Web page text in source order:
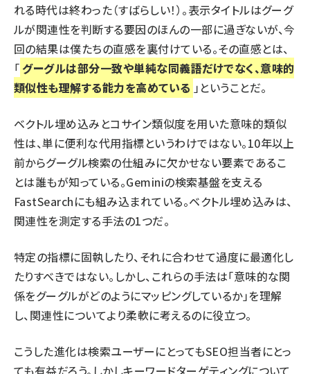
れる時代は終わった（すばらしい！）。表示タイトルはグーグ
ルが関連性を判断する要因のほんの一部に過ぎないが、今
回の結果は僕たちの直感を裏付けている。その直感とは、
「グーグルは部分一致や単純な同義語だけでなく、意味的
類似性も理解する能力を高めている 」ということだ。
ベクトル埋め込みとコサイン類似度を用いた意味的類似
性は、単に便利な代用指標というわけではない。10年以上
前からグーグル検索の仕組みに欠かせない要素であるこ
とは誰もが知っている。Geminiの検索基盤を支える
FastSearchにも組み込まれている。ベクトル埋め込みは、
関連性を測定する手法の1つだ。
特定の指標に固執したり、それに合わせて過度に最適化し
たりすべきではない。しかし、これらの手法は「意味的な関
係をグーグルがどのようにマッピングしているか」を理解
し、関連性についてより柔軟に考えるのに役立つ。
こうした進化は検索ユーザーにとってもSEO担当者にとっ
ても有益だろう。しかしキーワードターゲティングについて